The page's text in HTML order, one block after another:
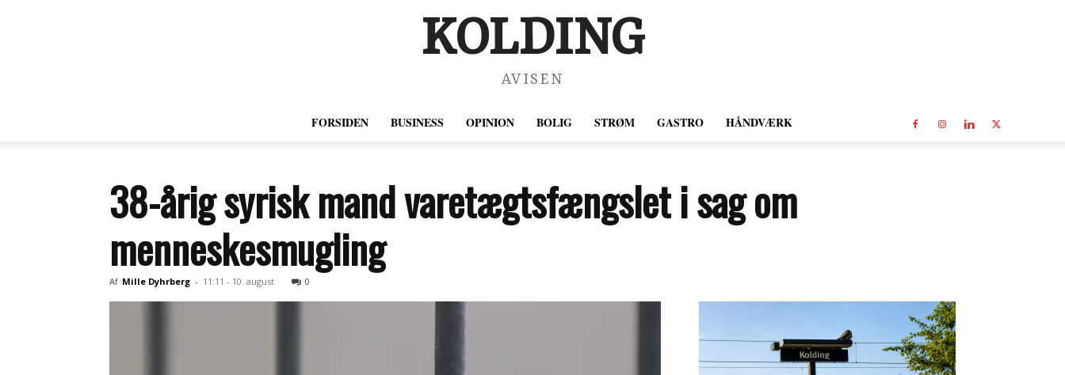
KOLDING
AVISEN
FORSIDEN BUSINESS OPINION BOLIG STRØM GASTRO HÅNDVÆRK
38-årig syrisk mand varetægtsfængslet i sag om
menneskesmugling
Af Mille Dyhrberg - 11:11 - 10. august 0